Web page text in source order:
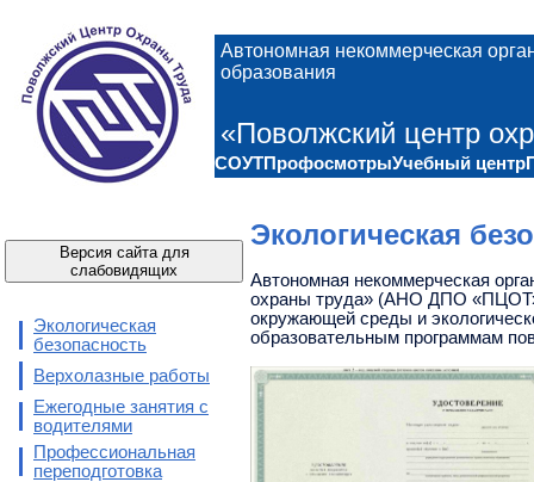
Автономная некоммерческая
образования
«Поволжский центр
СОУТПрофосмотрыУчебный центр
Версия сайта для
слабовидящих
Экологическая
безопасность
Верхолазные работы
Ежегодные занятия с
водителями
Профессиональная
переподготовка
Экологическая
Автономная некоммерческая
охраны труда» (АНО ДПО «ПЦОТ»)
окружающей среды и
образовательным программам